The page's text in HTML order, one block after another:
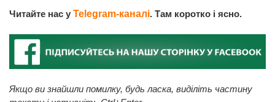
Читайте нас у Telegram-каналі. Там коротко і ясно.
Якщо ви знайшли помилку, будь ласка, виділіть частину